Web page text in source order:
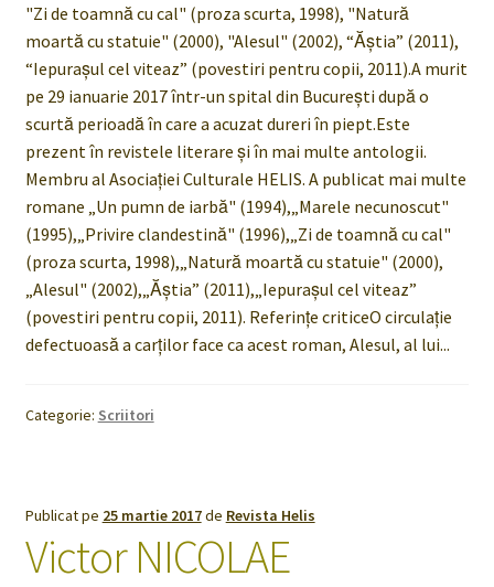
"Zi de toamnă cu cal" (proza scurta, 1998), "Natură
moartă cu statuie" (2000), "Alesul" (2002), “Ăştia” (2011),
“Iepuraşul cel viteaz” (povestiri pentru copii, 2011).A murit
pe 29 ianuarie 2017 într-un spital din Bucureşti după o
scurtă perioadă în care a acuzat dureri în piept.Este
prezent în revistele literare şi în mai multe antologii.
Membru al Asociaţiei Culturale HELIS. A publicat mai multe
romane „Un pumn de iarbă" (1994),„Marele necunoscut"
(1995),„Privire clandestină" (1996),„Zi de toamnă cu cal"
(proza scurta, 1998),„Natură moartă cu statuie" (2000),
„Alesul" (2002),„Ăştia” (2011),„Iepuraşul cel viteaz”
(povestiri pentru copii, 2011). Referințe criticeO circulaţie
defectuoasă a carţilor face ca acest roman, Alesul, al lui...
Categorie: Scriitori
Publicat pe 25 martie 2017de Revista Helis
Victor NICOLAE